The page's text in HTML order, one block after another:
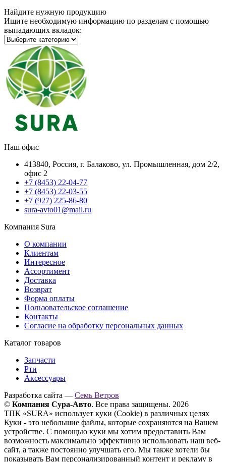
Найдите нужную продукцию
Ищите необходимую информацию по разделам с помощью
выпадающих вкладок:
Наш офис
413840, Россия, г. Балаково, ул. Промышленная, дом 2/2,
офис 2
+7 (8453) 22-04-77
+7 (8453) 22-03-55
+7 (927) 225-86-80
sura-avto01@mail.ru
Компания Sura
О компании
Клиентам
Интересное
Ассортимент
Доставка
Возврат
Форма оплаты
Пользовательское соглашение
Контакты
Согласие на обработку персональных данных
Каталог товаров
Запчасти
Рти
Аксессуары
Разработка сайта — Семь Ветров
© Компания Сура-Авто. Все права защищены. 2026
ТПК «SURA» использует куки (Cookie) в различных целях
Куки - это небольшие файлы, которые сохраняются на Вашем
устройстве. С помощью куки мы хотим предоставить Вам
возможность максимально эффективно использовать наш веб-
сайт, а также постоянно улучшать его. Мы также хотели бы
показывать Вам персонализированный контент и рекламу в